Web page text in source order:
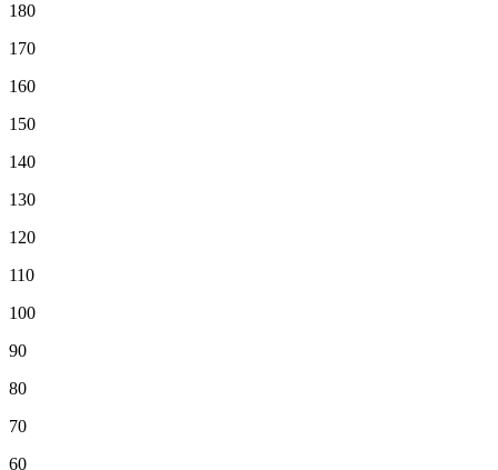
180
170
160
150
140
130
120
110
100
90
80
70
60